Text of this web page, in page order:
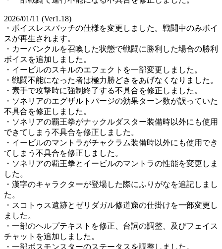
2026/01/11 (Ver1.18)
・ボイスレスパッチの仕様を変更しました。戦闘中のみボイ
スが再生されます。
・カーバンクルを召喚した状態で戦闘に勝利した場合の勝利
ボイスを追加しました。
・イービルのスキルのエフェクトを一部変更しました。
・戦闘不能になった者は極力勝どきをあげなくなりました。
・素手で攻撃時に強制終了する不具合を修正しました。
・ソネリアのエグザルトパージの効果ターン数が誤っていた
不具合を修正しました。
・ソネリアの覇王拳がナックルダスター装備時以外にも使用
できてしまう不具合を修正しました。
・イービルのマントラがチャクラム装備時以外にも使用でき
てしまう不具合を修正しました。
・ソネリアの覇王拳とイービルのマントラの性能を変更しま
した。
・漢字のキャラクターが登場した際にふりがなを追記しまし
た。
・スコトゥス遺跡とゼリダガル修道窟の仕掛けを一部変更し
ました。
・一部のヘルプテキストを修正、台詞の調整、及びフェイス
チャットを追加しました。
・一部ボスモンスターのステータスを調整しました。